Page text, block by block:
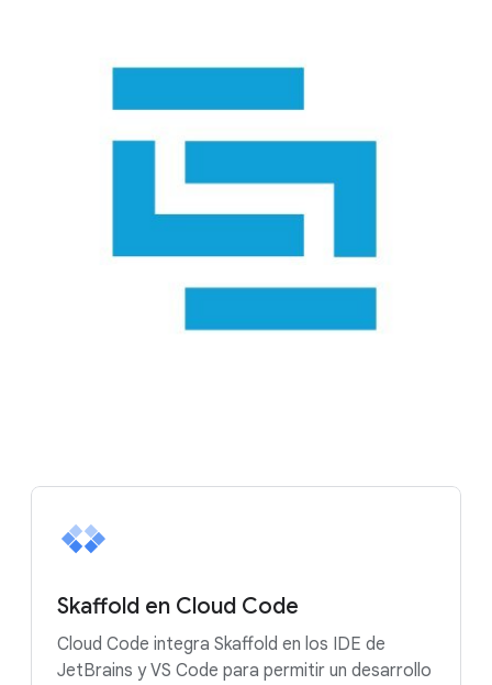
Skaffold en Cloud Code
Cloud Code integra Skaffold en los IDE de
JetBrains y VS Code para permitir un desarrollo